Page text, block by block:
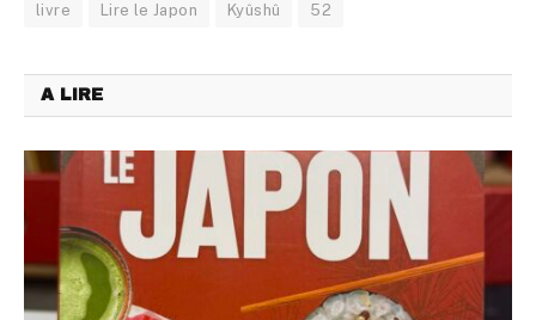
livre Lire le Japon Kyûshû 52
A LIRE